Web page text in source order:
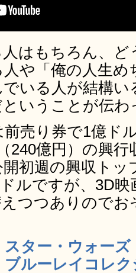
はもちろん、
や「俺の人生
いる人が結構
いうことが伝わ
売り券で1億ド
240億円）の興
初週の興収ト
ルですが、3D
つつありので
スター・ウォー
ブルーレイコレ